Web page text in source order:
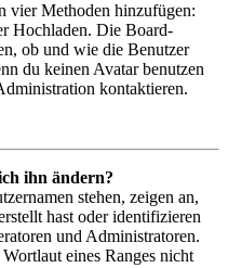
vier Methoden hinzufügen:
Hochladen. Die Board-
ob und wie die Benutzer
du keinen Avatar benutzen
kontaktieren.
ihn ändern?
stehen, zeigen an,
hast oder identifizieren
und Administratoren.
eines Ranges nicht